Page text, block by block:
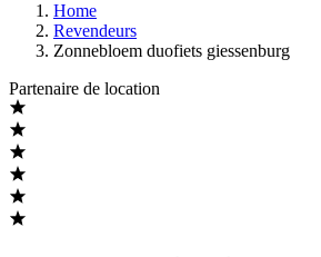
Home
Revendeurs
Zonnebloem duofiets giessenburg
Partenaire de location